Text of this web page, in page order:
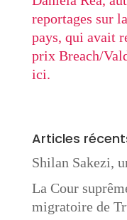
reportages sur
pays, qui avait
prix Breach/
ici.
Articles
Shilan Sakezi,
La Cour
migratoire de